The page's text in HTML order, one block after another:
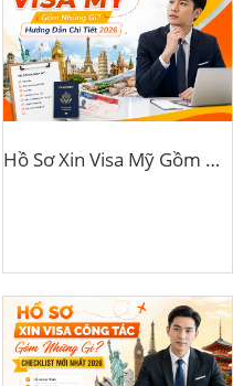
Hồ Sơ Xin Visa Mỹ Gồm Những Gì? Hướng Dẫn Chi Tiết 2026